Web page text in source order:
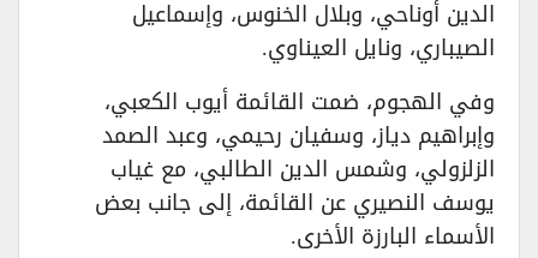
الدين أوناحي، وبلال الخنوس، وإسماعيل
الصيباري، ونايل العيناوي.
وفي الهجوم، ضمت القائمة أيوب الكعبي،
وإبراهيم دياز، وسفيان رحيمي، وعبد الصمد
الزلزولي، وشمس الدين الطالبي، مع غياب
يوسف النصيري عن القائمة، إلى جانب بعض
الأسماء البارزة الأخرى.